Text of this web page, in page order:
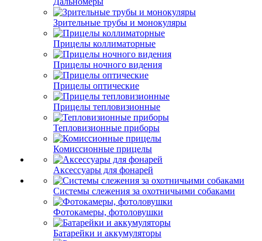
Зрительные трубы и монокуляры
Прицелы коллиматорные
Прицелы ночного видения
Прицелы оптические
Прицелы тепловизионные
Тепловизионные приборы
Комиссионные прицелы
Аксессуары для фонарей
Системы слежения за охотничьими собаками
Фотокамеры, фотоловушки
Батарейки и аккумуляторы